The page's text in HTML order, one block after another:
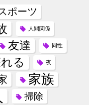
ポーツ
人間関係
友達 同性
る 夜
家族
掃除